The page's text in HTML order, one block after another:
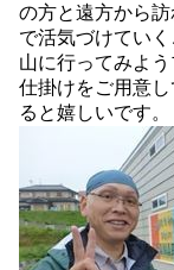
の方と遠方から
で活気づけてい
山に行ってみよ
仕掛けをご用意
ると嬉しいです。